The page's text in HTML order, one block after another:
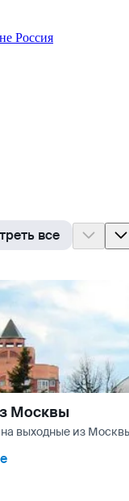
Россия
все
Москвы
выходные из